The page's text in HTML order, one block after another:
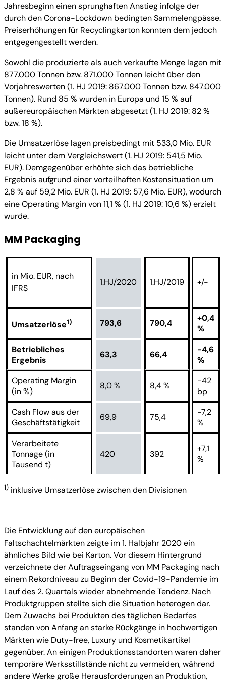
Jahresbeginn einen sprunghaften Anstieg infolge der
durch den Corona-Lockdown bedingten Sammelengpässe.
Preiserhöhungen für Recyclingkarton konnten dem jedoch
entgegengestellt werden.
Sowohl die produzierte als auch verkaufte Menge lagen mit
877.000 Tonnen bzw. 871.000 Tonnen leicht über den
Vorjahreswerten (1. HJ 2019: 867.000 Tonnen bzw. 847.000
Tonnen). Rund 85 % wurden in Europa und 15 % auf
außereuropäischen Märkten abgesetzt (1. HJ 2019: 82 %
bzw. 18 %).
Die Umsatzerlöse lagen preisbedingt mit 533,0 Mio. EUR
leicht unter dem Vergleichswert (1. HJ 2019: 541,5 Mio.
EUR). Demgegenüber erhöhte sich das betriebliche
Ergebnis aufgrund einer vorteilhaften Kostensituation um
2,8 % auf 59,2 Mio. EUR (1. HJ 2019: 57,6 Mio. EUR), wodurch
eine Operating Margin von 11,1 % (1. HJ 2019: 10,6 %) erzielt
wurde.
MM Packaging
in Mio. EUR, nach
IFRS
1.HJ/2020 1.HJ/2019 +/-
Umsatzerlöse1) 793,6 790,4
+0,4
%
Betriebliches
Ergebnis
63,3 66,4
-4,6
%
Operating Margin
(in %)
8,0 % 8,4 %
-42
bp
Cash Flow aus der
Geschäftstätigkeit
69,9 75,4
-7,2
%
Verarbeitete
Tonnage (in
Tausend t)
420 392
+7,1
%
1) inklusive Umsatzerlöse zwischen den Divisionen
Die Entwicklung auf den europäischen
Faltschachtelmärkten zeigte im 1. Halbjahr 2020 ein
ähnliches Bild wie bei Karton. Vor diesem Hintergrund
verzeichnete der Auftragseingang von MM Packaging nach
einem Rekordniveau zu Beginn der Covid-19-Pandemie im
Lauf des 2. Quartals wieder abnehmende Tendenz. Nach
Produktgruppen stellte sich die Situation heterogen dar.
Dem Zuwachs bei Produkten des täglichen Bedarfes
standen von Anfang an starke Rückgänge in hochwertigen
Märkten wie Duty-free, Luxury und Kosmetikartikel
gegenüber. An einigen Produktionsstandorten waren daher
temporäre Werksstillstände nicht zu vermeiden, während
andere Werke große Herausforderungen an Produktion,